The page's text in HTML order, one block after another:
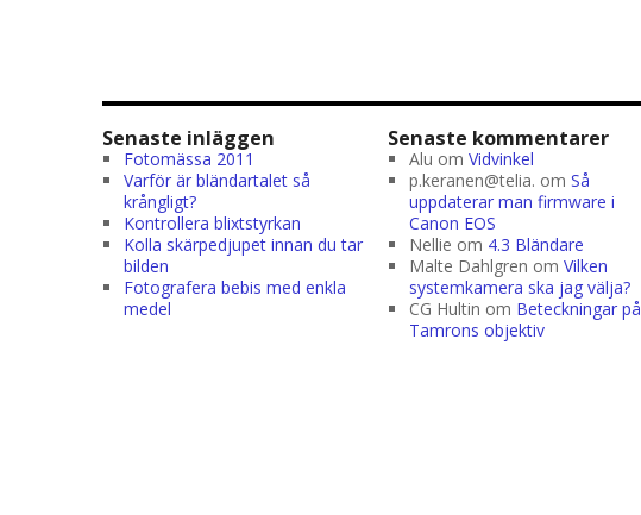
Senaste inläggen
Fotomässa 2011
Varför är bländartalet så
krångligt?
Kontrollera blixtstyrkan
Kolla skärpedjupet innan du tar
bilden
Fotografera bebis med enkla
medel
Senaste kommentarer
Alu om Vidvinkel
p.keranen@telia. om Så
uppdaterar man firmware i
Canon EOS
Nellie om 4.3 Bländare
Malte Dahlgren om Vilken
systemkamera ska jag välja?
CG Hultin om Beteckningar på
Tamrons objektiv